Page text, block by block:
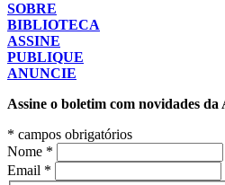
SOBRE
BIBLIOTECA
ASSINE
PUBLIQUE
ANUNCIE
Assine o boletim com novidades
* campos obrigatórios
Nome *
Email *